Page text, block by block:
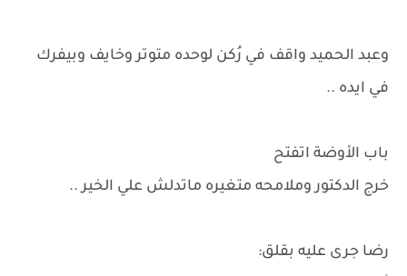
وعبد الحميد واقف في رُكن لوحده متوتر وخايف وبيفرك
في ايده ..
باب الأوضة اتفتح
خرج الدكتور وملامحه متغيره ماتدلش علي الخير ..
رضا جرى عليه بقلق: